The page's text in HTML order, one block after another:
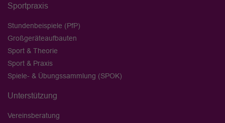
Sportpraxis
Stundenbeispiele (PfP)
Großgeräteaufbauten
Sport & Theorie
Sport & Praxis
Spiele- & Übungssammlung (SPOK)
Unterstützung
Vereinsberatung